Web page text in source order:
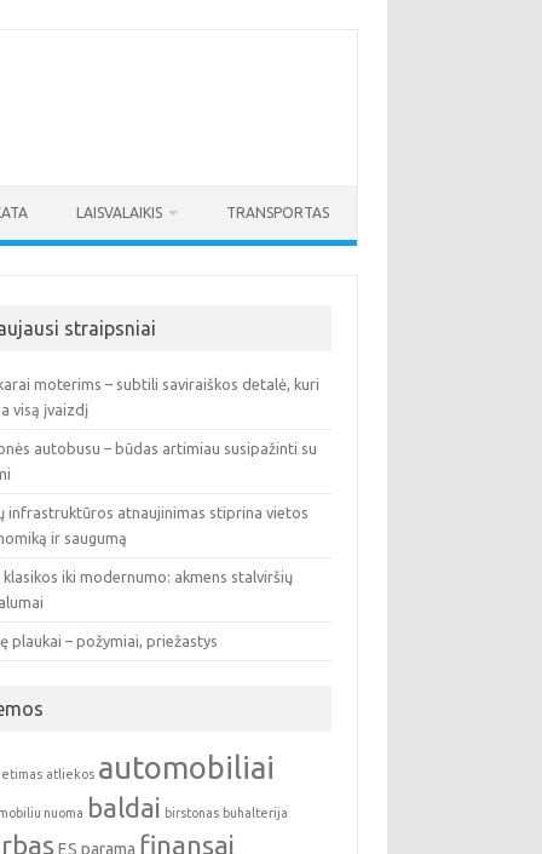
LAISVALAIKIS TRANSPORTAS
straipsniai
moterims – subtili saviraiškos detalė, kuri
visą įvaizdį
autobusu – būdas artimiau susipažinti su
infrastruktūros atnaujinimas stiprina vietos
ir saugumą
klasikos iki modernumo: akmens stalviršių
plaukai – požymiai, priežastys
atliekos automobiliai
nuoma baldai birstonas buhalterija
ES parama finansai